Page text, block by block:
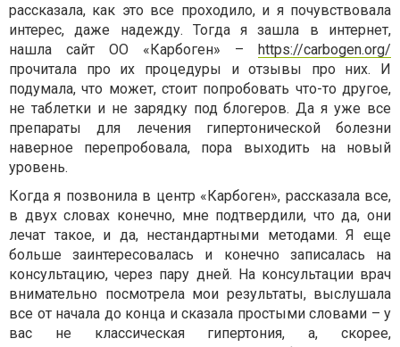
рассказала, как это все проходило, и я почувствовала
интерес, даже надежду. Тогда я зашла в интернет,
нашла сайт ОО «Карбоген» – https://carbogen.org/
прочитала про их процедуры и отзывы про них. И
подумала, что может, стоит попробовать что-то другое,
не таблетки и не зарядку под блогеров. Да я уже все
препараты для лечения гипертонической болезни
наверное перепробовала, пора выходить на новый
уровень.
Когда я позвонила в центр «Карбоген», рассказала все,
в двух словах конечно, мне подтвердили, что да, они
лечат такое, и да, нестандартными методами. Я еще
больше заинтересовалась и конечно записалась на
консультацию, через пару дней. На консультации врач
внимательно посмотрела мои результаты, выслушала
все от начала до конца и сказала простыми словами – у
вас не классическая гипертония, а, скорее,